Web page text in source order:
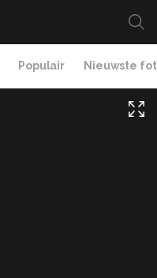
Populair Nieuwste